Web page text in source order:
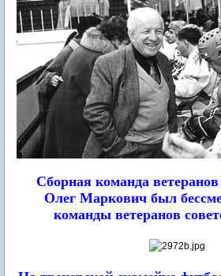
Сборная команда
Олег Маркович был
команды ветеранов